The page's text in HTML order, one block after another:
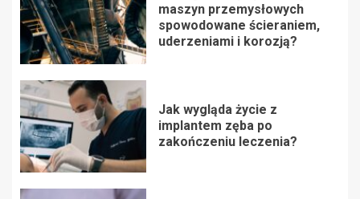
maszyn przemysłowych
spowodowane ścieraniem,
uderzeniami i korozją?
Jak wygląda życie z
implantem zęba po
zakończeniu leczenia?